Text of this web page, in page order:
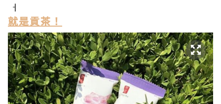
ㅓ
就是貢茶！